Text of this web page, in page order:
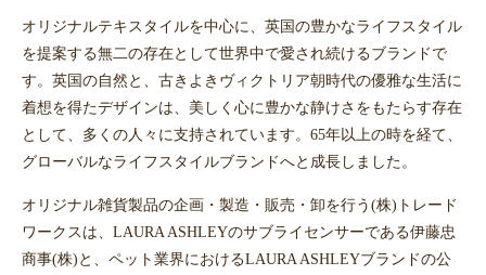
オリジナルテキスタイルを中心に、英国の豊かなライフスタイル
を提案する無二の存在として世界中で愛され続けるブランドで
す。英国の自然と、古きよきヴィクトリア朝時代の優雅な生活に
着想を得たデザインは、美しく心に豊かな静けさをもたらす存在
として、多くの人々に支持されています。65年以上の時を経て、
グローバルなライフスタイルブランドへと成長しました。
オリジナル雑貨製品の企画・製造・販売・卸を行う(株)トレード
ワークスは、LAURA ASHLEYのサブライセンサーである伊藤忠
商事(株)と、ペット業界におけるLAURA ASHLEYブランドの公